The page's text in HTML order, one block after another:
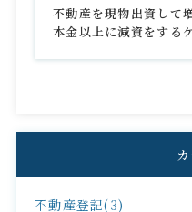
不動産を現物出資して
本金以上に減資をする
不動産登記(3)